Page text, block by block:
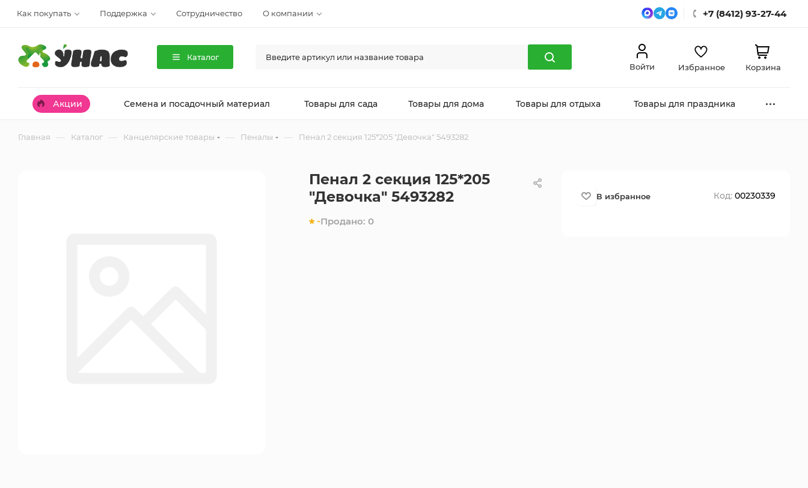
Как покупать Поддержка Сотрудничество О компании +7 (8412) 93-27-44
Каталог
Войти
Избранное Корзина
Акции Семена и посадочный материал Товары для сада Товары для дома Товары для отдыха Товары для праздника
Главная — Каталог — Канцелярские товары — Пеналы — Пенал 2 секция 125*205 "Девочка" 5493282
Пенал 2 секция 125*205
"Девочка" 5493282
-Продано: 0
Код: 00230339